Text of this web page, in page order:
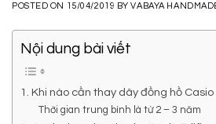
POSTED ON 15/04/2019 BYVABAYA
Nội dung bài viết
1. Khi nào cần thay dây đồng hồ
Thời gian trung bình là từ 2 – 3 năm